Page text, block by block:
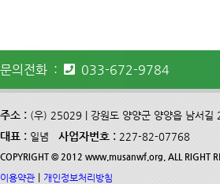
문의전화 : 033-672-9784
주소 : (우) 25029 | 강원도 양양군 양양읍 남서
대표 : 일념 사업자번호 : 227-82-07768
COPYRIGHT © 2012 www.musanwf.org. ALL RIGHT
이용약관 개인정보처리방침